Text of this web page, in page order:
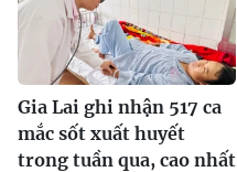
Gia Lai ghi nhận 517 ca
mắc sốt xuất huyết
trong tuần qua, cao nhất